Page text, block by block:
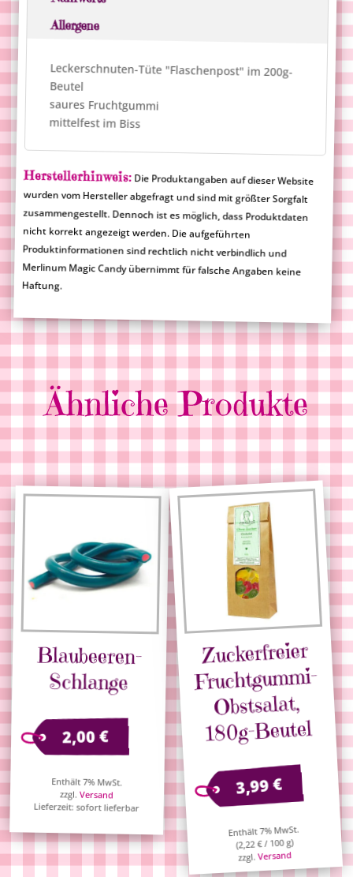
Allergene
Leckerschnuten-Tüte "Flaschenpost" im 200g-
Beutel
saures Fruchtgummi
mittelfest im Biss
Herstellerhinweis:Die Produktangaben auf dieser Website
wurden vom Hersteller abgefragt und sind mit größter Sorgfalt
zusammengestellt. Dennoch ist es möglich, dass Produktdaten
nicht korrekt angezeigt werden. Die aufgeführten
Produktinformationen sind rechtlich nicht verbindlich und
Merlinum Magic Candy übernimmt für falsche Angaben keine
Haftung.
Ähnliche Produkte
Blaubeeren-
Schlange
2,00€
Enthält 7% MwSt.
zzgl.Versand
Lieferzeit: sofort lieferbar
Zuckerfreier
Fruchtgummi-
Obstsalat,
180g-Beutel
3,99€
Enthält 7% MwSt.
(2,22€/ 100 g)
zzgl.Versand